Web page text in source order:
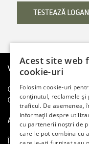
TESTEAZĂ LOGAN
Vreau o Dacia
Cere o ofertă
Comunică cu noi
Am o Dacia
Întreținere și reparații
Acest site web
cookie-uri
Folosim cookie-uri
conținutul, reclamele și
traficul. De asemenea,
informații despre
cu partenerii noștri de
care le pot combina cu